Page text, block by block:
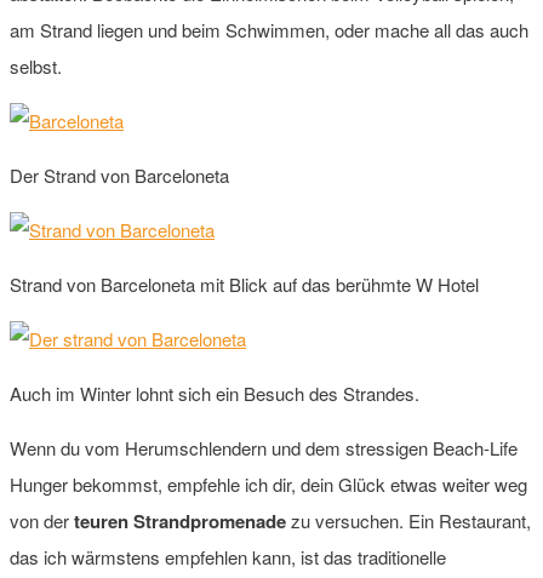
am Strand liegen und beim Schwimmen, oder mache all das auch
selbst.
Der Strand von Barceloneta
Strand von Barceloneta mit Blick auf das berühmte W Hotel
Auch im Winter lohnt sich ein Besuch des Strandes.
Wenn du vom Herumschlendern und dem stressigen Beach-Life
Hunger bekommst, empfehle ich dir, dein Glück etwas weiter weg
von derteuren Strandpromenadezu versuchen. Ein Restaurant,
das ich wärmstens empfehlen kann, ist das traditionelle